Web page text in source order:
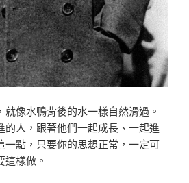
像水鴨背後的水一樣自然滑過。
的人，跟著他們一起成長、一起進
一點，只要你的思想正常，一定可
樣做。